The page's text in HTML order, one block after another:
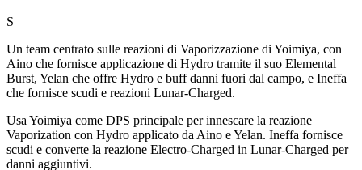
S
Un team centrato sulle reazioni di Vaporizzazione di Yoimiya, con
Aino che fornisce applicazione di Hydro tramite il suo Elemental
Burst, Yelan che offre Hydro e buff danni fuori dal campo, e Ineffa
che fornisce scudi e reazioni Lunar-Charged.
Usa Yoimiya come DPS principale per innescare la reazione
Vaporization con Hydro applicato da Aino e Yelan. Ineffa fornisce
scudi e converte la reazione Electro-Charged in Lunar-Charged per
danni aggiuntivi.